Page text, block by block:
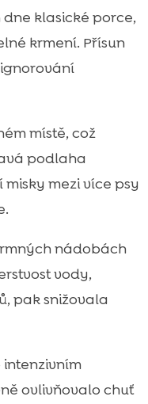
klasické porce,
krmení. Přísun
místě, což
podlaha
mezi více psy
nádobách
vody,
pak snižovala
ovlivňovalo chuť